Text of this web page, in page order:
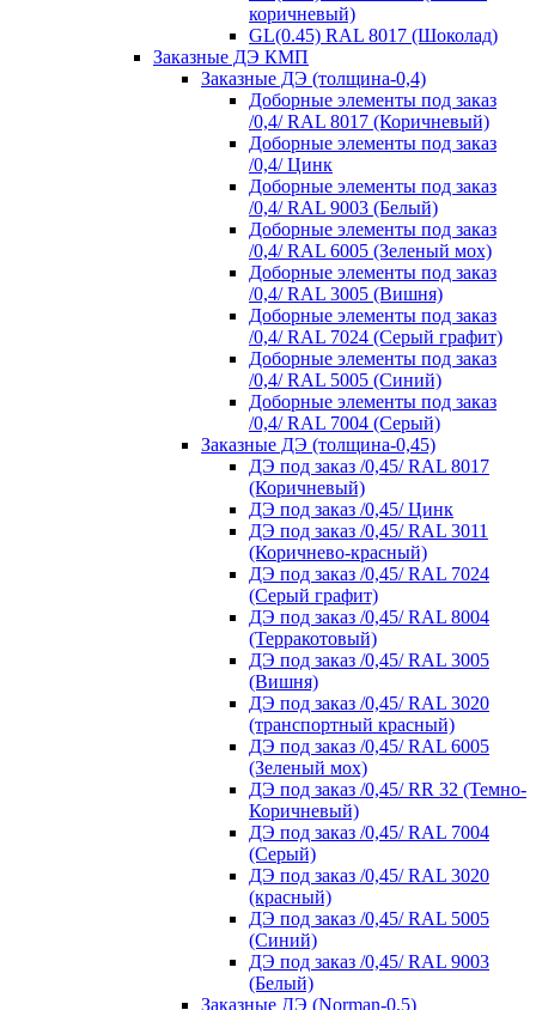
коричневый)
GL(0.45) RAL 8017 (Шоколад)
Заказные ДЭ КМП
Заказные ДЭ (толщина-0,4)
Доборные элементы под заказ
/0,4/ RAL 8017 (Коричневый)
Доборные элементы под заказ
/0,4/ Цинк
Доборные элементы под заказ
/0,4/ RAL 9003 (Белый)
Доборные элементы под заказ
/0,4/ RAL 6005 (Зеленый мох)
Доборные элементы под заказ
/0,4/ RAL 3005 (Вишня)
Доборные элементы под заказ
/0,4/ RAL 7024 (Серый графит)
Доборные элементы под заказ
/0,4/ RAL 5005 (Синий)
Доборные элементы под заказ
/0,4/ RAL 7004 (Серый)
Заказные ДЭ (толщина-0,45)
ДЭ под заказ /0,45/ RAL 8017
(Коричневый)
ДЭ под заказ /0,45/ Цинк
ДЭ под заказ /0,45/ RAL 3011
(Коричнево-красный)
ДЭ под заказ /0,45/ RAL 7024
(Серый графит)
ДЭ под заказ /0,45/ RAL 8004
(Терракотовый)
ДЭ под заказ /0,45/ RAL 3005
(Вишня)
ДЭ под заказ /0,45/ RAL 3020
(транспортный красный)
ДЭ под заказ /0,45/ RAL 6005
(Зеленый мох)
ДЭ под заказ /0,45/ RR 32 (Темно-
Коричневый)
ДЭ под заказ /0,45/ RAL 7004
(Серый)
ДЭ под заказ /0,45/ RAL 3020
(красный)
ДЭ под заказ /0,45/ RAL 5005
(Синий)
ДЭ под заказ /0,45/ RAL 9003
(Белый)
Заказные ДЭ (Norman-0,5)